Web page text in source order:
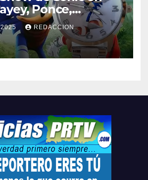
Ponce,
y Humacao,
para el que
REDACCION